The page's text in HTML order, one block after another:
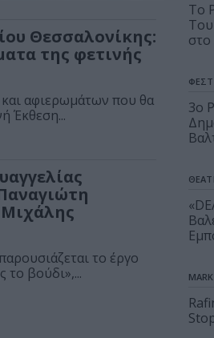
Θεσσαλονίκης:
της φετινής
αφιερωμάτων που θα
Έκθεση...
το έργο
το βούδι»,...
Το
3o